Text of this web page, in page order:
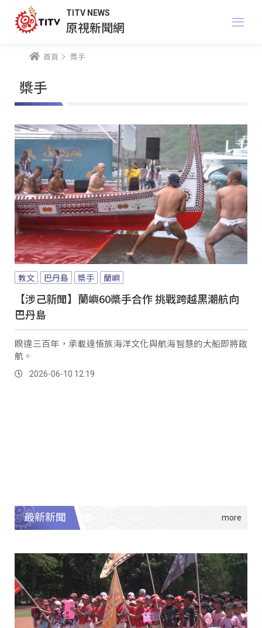
TITV NEWS
原視新聞網
首頁 槳手
槳手
教文 巴丹島 槳手 蘭嶼
【涉己新聞】蘭嶼60槳手合作 挑戰跨越黑潮航向
巴丹島
睽違三百年，承載達悟族海洋文化與航海智慧的大船即將啟
航。
2026-06-10 12:19
最新新聞